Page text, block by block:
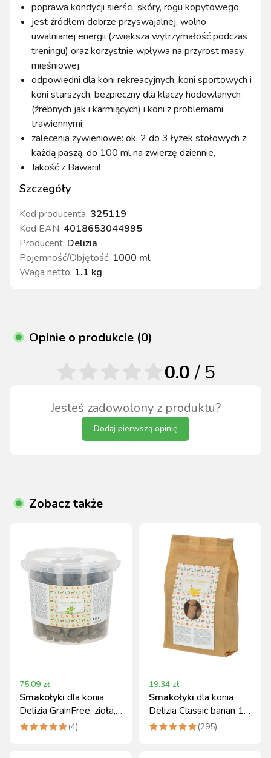
Szczegóły
Kod producenta: 325119
Kod EAN: 4018653044995
Producent: Delizia
Pojemność/Objętość: 1000 ml
Waga netto: 1.1 kg
poprawa kondycji sierści, skóry, rogu kopytowego,
jest źródłem dobrze przyswajalnej, wolno
uwalnianej energii (zwiększa wytrzymałość podczas
treningu) oraz korzystnie wpływa na przyrost masy
mięśniowej,
odpowiedni dla koni rekreacyjnych, koni sportowych i
koni starszych, bezpieczny dla klaczy hodowlanych
(źrebnych jak i karmiących) i koni z problemami
trawiennymi,
zalecenia żywieniowe: ok. 2 do 3 łyżek stołowych z
każdą paszą, do 100 ml na zwierzę dziennie,
Jakość z Bawarii!
Opinie o produkcie (0)
Jesteś zadowolony z produktu?
Dodaj pierwszą opinię
0.0/ 5
Zobacz także
75.09 zł
Smakołyki dla konia
Delizia GrainFree, zioła,
3 kg, Kerbl (4)
19.34 zł
Smakołyki dla konia
Delizia Classic banan 1
kg Kerbl
(295)